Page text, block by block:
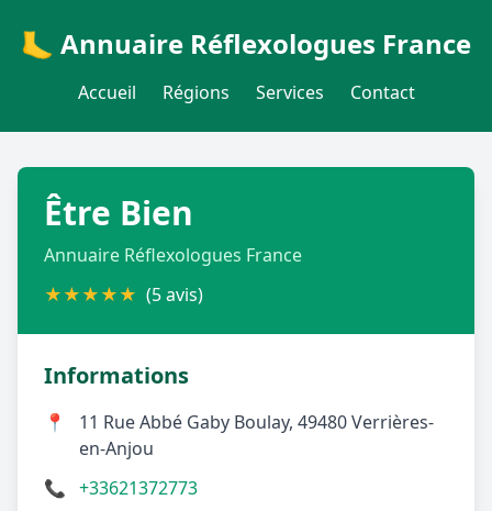
🦶 Annuaire Réflexologues France
Accueil Régions Services Contact
Être Bien
Annuaire Réflexologues France
★★★★★ (5 avis)
Informations
📍
11 Rue Abbé Gaby Boulay, 49480 Verrières-
en-Anjou
📞 +33621372773